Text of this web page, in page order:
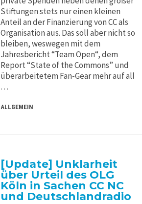
Stiftungen stets nur einen kleinen
Anteil an der Finanzierung von CC als
Organisation aus. Das soll aber nicht so
bleiben, weswegen mit dem
Jahresbericht “Team Open“, dem
Report “State of the Commons” und
überarbeitetem Fan-Gear mehr auf all
…
ALLGEMEIN
[Update] Unklarheit
über Urteil des OLG
Köln in Sachen CC NC
und Deutschlandradio